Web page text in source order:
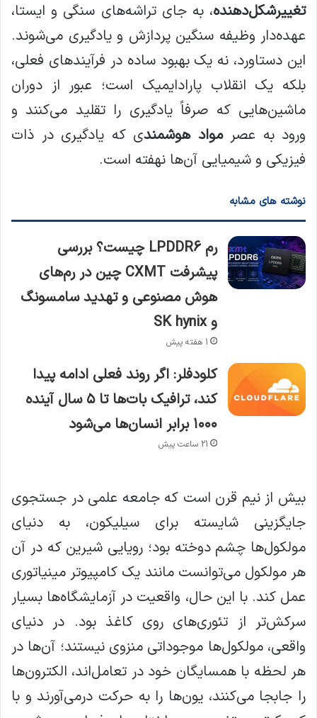
تغییرشکل‌دهنده، به جای تراشه‌های سنگی و ایستا،
عهده‌دار وظیفه سنگین پردازش و یادگیری می‌شوند.
این دستاورد، نه یک بهبود ساده در فرآیندهای فعلی،
بلکه یک انقلاب پارادایمیک است؛ عبور از دوران
ماشین‌هایی که صرفاً یادگیری را تقلید می‌کنند و
ورود به عصرمواد هوشمندی که یادگیری در ذات
فیزیکی و شیمیایی آن‌ها نهفته است.
نوشته های مشابه
رم LPDDR6 چیست؟ بررسی
پیشرفت CXMT چین در رم‌های
هوش مصنوعی و تهدید سامسونگ
و SK hynix
1 هفته پیش
کلودفلر: اگر روند فعلی ادامه پیدا
کند، ترافیک بات‌ها تا ۵ سال آینده
۱۰۰۰ برابر انسان‌ها می‌شود
21 ساعت پیش
بیش از نیم قرن است که جامعه علمی در جستجوی
جایگزینی شایسته برای سیلیکون، به دنیای
مولکول‌ها چشم دوخته بود؛ رویایی شیرین که در آن
هر مولکول می‌توانست مانند یک کامپیوتر مینیاتوری
عمل کند. با این حال، واقعیت در آزمایشگاه‌ها بسیار
سرکش‌تر از تئوری‌های روی کاغذ بود. در دنیای
واقعی، مولکول‌ها موجوداتی منزوی نیستند؛ آن‌ها در
هر لحظه با همسایگان خود در تعامل‌اند، الکترون‌ها
را جابجا می‌کنند، یون‌ها را به حرکت درمی‌آورند و با